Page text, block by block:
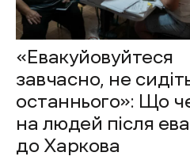
«Евакуйовуйтеся
завчасно, не
останнього»: Що
на людей після
до Харкова